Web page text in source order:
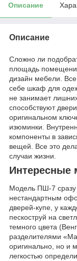
Описание
Описание
Сложно ли
площадь
дизайн мебели.
себе шкаф для
не занимает
способствуют
оригинальном
изюминки.
компоненты в
вещей. Все это
случаи жизни.
Интересные
Модель ПШ-7 сразу
нестандартным
дверей-купе, у
пескоструй на
темного цвета
разделителями
оригинально, но и
легкостью